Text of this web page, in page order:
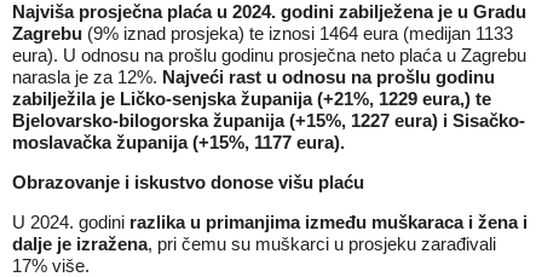
Najviša prosječna plaća u 2024. godini zabilježena je u Gradu
Zagrebu (9% iznad prosjeka) te iznosi 1464 eura (medijan 1133
eura). U odnosu na prošlu godinu prosječna neto plaća u Zagrebu
narasla je za 12%. Najveći rast u odnosu na prošlu godinu
zabilježila je Ličko-senjska županija (+21%, 1229 eura,) te
Bjelovarsko-bilogorska županija (+15%, 1227 eura) i Sisačko-
moslavačka županija (+15%, 1177 eura).
Obrazovanje i iskustvo donose višu plaću
U 2024. godini razlika u primanjima između muškaraca i žena i
dalje je izražena, pri čemu su muškarci u prosjeku zarađivali
17% više.